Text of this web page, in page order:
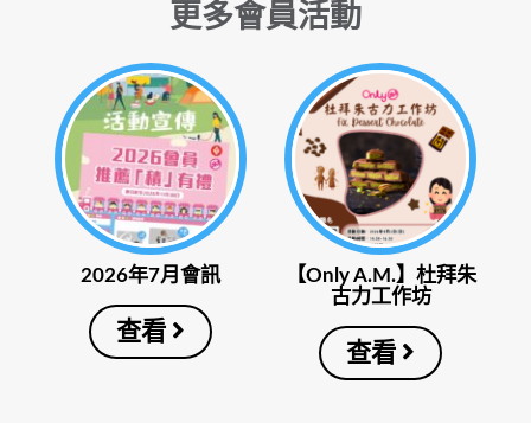
更多會員活動
2026年7月會訊
查看
【Only A.M.】杜拜朱
古力工作坊
查看